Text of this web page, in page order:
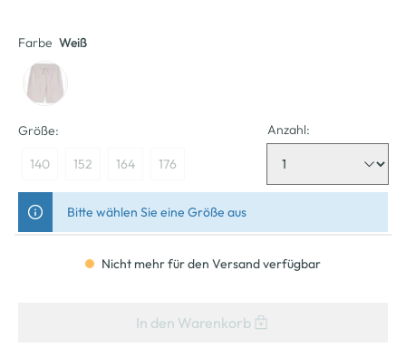
Farbe Weiß
Größe:
140 152 164 176
Anzahl:
Bitte wählen Sie eine Größe aus
Nicht mehr für den Versand verfügbar
In den Warenkorb